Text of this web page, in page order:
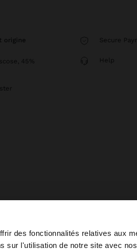
des fonctionnalités relatives aux
sur l'utilisation de notre site avec nos
×
origine
45%
Secure
Help